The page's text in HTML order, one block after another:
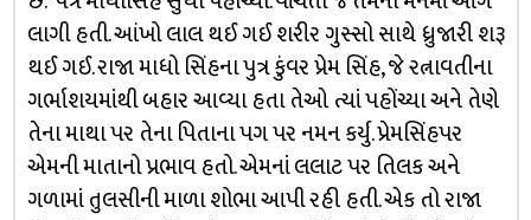
લાગી હતી. આંખો લાલ થઈ ગઈ શરીર ગુસ્સો સાથે ધ્રુજારી શરૂ
થઈ ગઈ. રાજા માધો સિંહના પુત્ર કુંવર પ્રેમ સિંહ, જે રત્નાવતીના
ગર્ભાશયમાંથી બહાર આવ્યા હતા તેઓ ત્યાં પહોંચ્યા અને તેણે
તેના માથા પર તેના પિતાના પગ પર નમન કર્યુ. પ્રેમસિંહપર
એમની માતાનો પ્રભાવ હતો. એમનાં લલાટ પર તિલક અને
ગળામાં તુલસીની માળા શોભા આપી રહી હતી. એક તો રાજા